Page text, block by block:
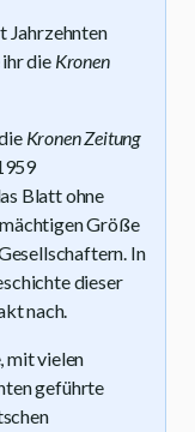
Jahrzehnten
die Kronen
Kronen Zeitung
Blatt ohne
Größe
In
dieser
nach.
mit vielen
geführte